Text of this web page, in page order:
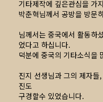
기타제작에 깊은관심을 가
박춘혁님께서 공방을 방문
님께서는 중국에서 활동하
었다고 하십니다.
덕분에 중국의 기타소식을
진지 선생님과 그의 제자
진도
구경할수 있었습니다.